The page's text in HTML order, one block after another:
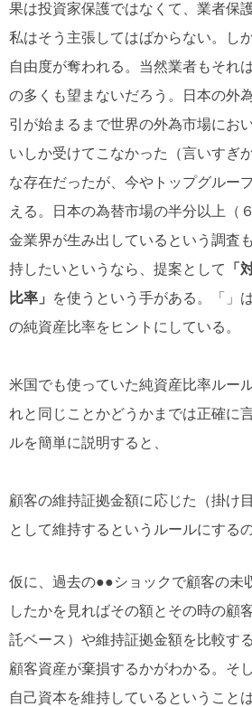
果は投資家保護ではなくて、業者保
私はそう主張してはばからない。し
自由度が奪われる。当然業者もそれ
の多くも望まないだろう。日本の外
引が始まるまで世界の外為市場にお
いしか受けてこなかった（言いすぎ
な存在だったが、今やトップグルー
える。日本の為替市場の半分以上（
金業界が生み出しているという調査
持したいというなら、提案として
「
比率」
を使うという手がある。「」
の純資産比率をヒントにしている。
米国でも使っていた純資産比率ルー
れと同じことかどうかまでは正確に
ルを簡単に説明すると、
顧客の維持証拠金額に応じた（掛け
として維持するというルールにする
仮に、過去の●●ショックで顧客の未
したかを見ればその額とその時の顧
託ベース）や維持証拠金額を比較す
顧客資産が棄損するかがわかる。そ
自己資本を維持しているということ